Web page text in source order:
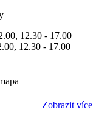
12.30 - 17.00
12.30 - 17.00
Zobrazit více